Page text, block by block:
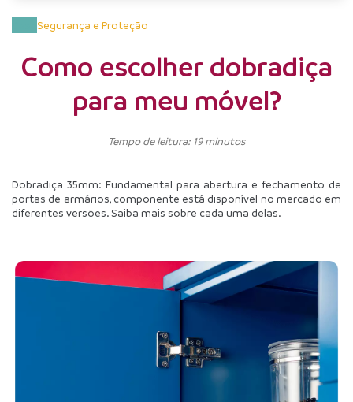
Segurança e Proteção
Como escolher dobradiça
para meu móvel?
Tempo de leitura: 19 minutos
Dobradiça 35mm: Fundamental para abertura e fechamento de
portas de armários, componente está disponível no mercado em
diferentes versões. Saiba mais sobre cada uma delas.